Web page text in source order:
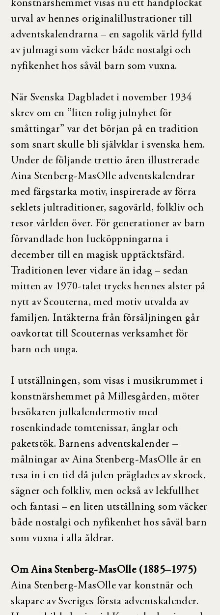
konstnärshemmet visas nu ett handplockat
urval av hennes originalillustrationer till
adventskalendrarna – en sagolik värld fylld
av julmagi som väcker både nostalgi och
nyfikenhet hos såväl barn som vuxna.
När Svenska Dagbladet i november 1934
skrev om en ”liten rolig julnyhet för
småttingar” var det början på en tradition
som snart skulle bli självklar i svenska hem.
Under de följande trettio åren illustrerade
Aina Stenberg-MasOlle adventskalendrar
med färgstarka motiv, inspirerade av förra
seklets jultraditioner, sagovärld, folkliv och
resor världen över. För generationer av barn
förvandlade hon lucköppningarna i
december till en magisk upptäcktsfärd.
Traditionen lever vidare än idag – sedan
mitten av 1970-talet trycks hennes alster på
nytt av Scouterna, med motiv utvalda av
familjen. Intäkterna från försäljningen går
oavkortat till Scouternas verksamhet för
barn och unga.
I utställningen, som visas i musikrummet i
konstnärshemmet på Millesgården, möter
besökaren julkalendermotiv med
rosenkindade tomtenissar, änglar och
paketstök. Barnens adventskalender –
målningar av Aina Stenberg-MasOlle är en
resa in i en tid då julen präglades av skrock,
sägner och folkliv, men också av lekfullhet
och fantasi – en liten utställning som väcker
både nostalgi och nyfikenhet hos såväl barn
som vuxna i alla åldrar.
Om Aina Stenberg-MasOlle (1885–1975)
Aina Stenberg-MasOlle var konstnär och
skapare av Sveriges första adventskalender.